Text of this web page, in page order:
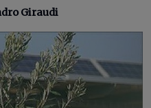
Giraudi